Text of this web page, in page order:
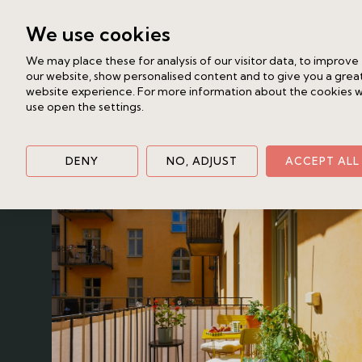
förvaring och en stor hiss som
välplanerad med två bra sovrum,
och härliga sällskapsytor som bjuder
hörnfastighet och förening med
anrika kulturkvarter med
Södermalms vackraste hem för
generösa och representativa ytor för
Vänligen anmäl ditt intresse så håller
Liknande bostad
Katarina Bangata 31A, 2tr
Södermalm - Nytorget
3 rok 81 kvm
We use cookies
We may place these for analysis of our visitor data, to improve
our website, show personalised content and to give you a
website experience. For more information about the cookies
use open the settings.
DENY NO, ADJUST ACCEPT ALL